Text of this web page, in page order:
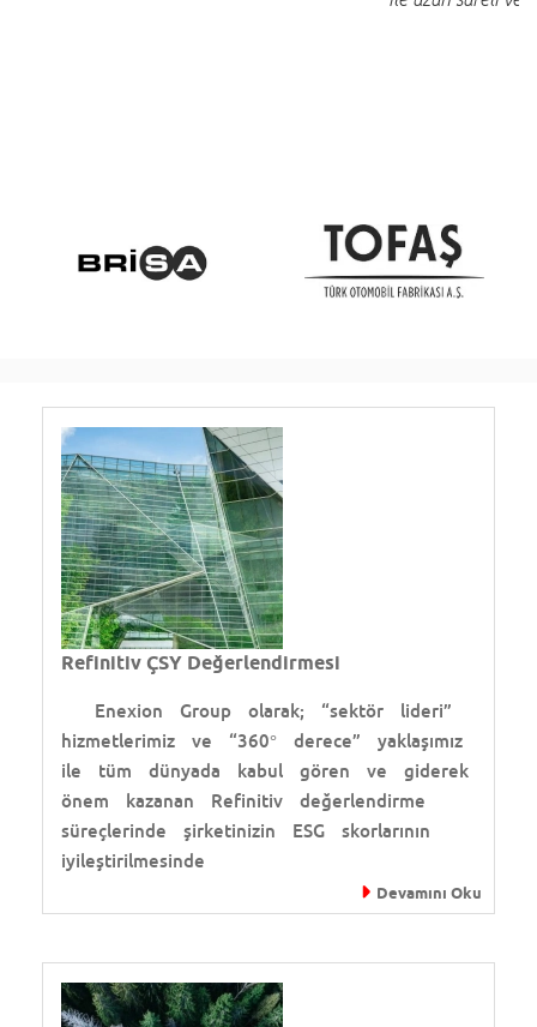
Refinitiv ÇSY Değerlendirmesi
Enexion Group olarak; “sektör lideri”
hizmetlerimiz ve “360° derece” yaklaşımız
ile tüm dünyada kabul gören ve giderek
önem kazanan Refinitiv değerlendirme
süreçlerinde şirketinizin ESG skorlarının
iyileştirilmesinde
Devamını Oku